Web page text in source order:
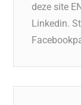
deze site
Linkedin.